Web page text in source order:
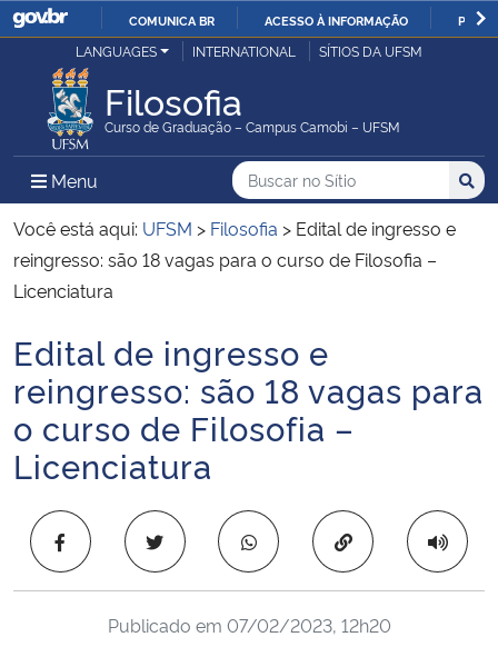
IR
COMUNICA BR ACESSO À INFORMAÇÃO
Ministério da Justiça e Segurança Pública
Ministério da Defesa
Ministério das Relações Exteriores
Ministério da Economia
Ministério da Infraestrutura
Ministério da Agricultura, Pecuária e Abastecimento
Ministério da Educação
Ministério da Cidadania
Ministério da Saúde
Ministério de Minas e Energia
LANGUAGES INTERNATIONAL SÍTIOS DA UFSM
Filosofia
Curso de Graduação – Campus Camobi – UFSM
Menu Menu Principal do Sítio
Busca
Buscar no no Sítio
Busca:
Você está aqui: UFSM > Filosofia > Edital de ingresso e
reingresso: são 18 vagas para o curso de Filosofia –
Licenciatura
Início do conteúdo
Edital de ingresso e
reingresso: são 18 vagas para
o curso de Filosofia –
Licenciatura
Copiar para área
Publicado em 07/02/2023, 12h20